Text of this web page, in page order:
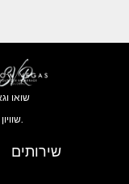
© 2025
שוויון הזדמנויות בדיור.
שירותים